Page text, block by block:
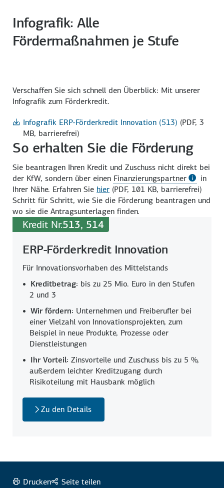
Infografik: Alle
Fördermaßnahmen je Stufe
Verschaffen Sie sich schnell den Überblick: Mit unserer
Infografik zum Förderkredit.
Infografik ERP-Förderkredit Innovation (513) (PDF, 3
MB, barrierefrei)
So erhalten Sie die Förderung
Sie beantragen Ihren Kredit und Zuschuss nicht direkt bei
der KfW, sondern über einen Finanzierungspartner
in
Ihrer Nähe. Erfahren Sie hier (PDF, 101 KB, barrierefrei)
Schritt für Schritt, wie Sie die Förderung beantragen und
wo sie die Antrags­unterlagen finden.
Kredit Nr.513, 514
ERP-Förderkredit Innovation
Für Innovationsvorhaben des Mittelstands
Kreditbetrag: bis zu 25 Mio. Euro in den Stufen
2 und 3
Wir fördern: Unternehmen und Freiberufler bei
einer Vielzahl von Innovationsprojekten, zum
Beispiel in neue Produkte, Prozesse oder
Dienstleistungen
Ihr Vorteil: Zinsvorteile und Zuschuss bis zu 5 %,
außerdem leichter Kreditzugang durch
Risikoteilung mit Hausbank möglich
Zu den Details
Drucken Seite teilen